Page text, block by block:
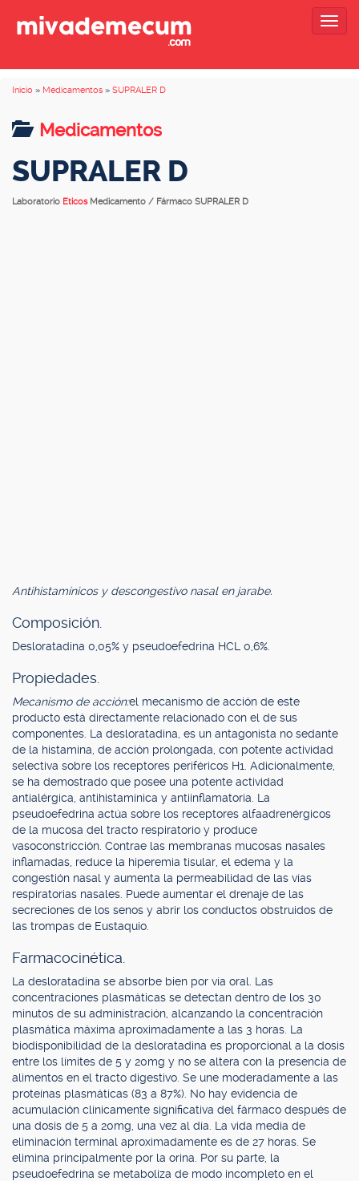
Inicio » Medicamentos » SUPRALER D
Medicamentos
SUPRALER D
Laboratorio Eticos Medicamento / Fármaco SUPRALER D
Antihistamínicos y descongestivo nasal en jarabe.
Composición.
Desloratadina 0,05% y pseudoefedrina HCL 0,6%.
Propiedades.
Mecanismo de acción:el mecanismo de acción de este
producto está directamente relacionado con el de sus
componentes. La desloratadina, es un antagonista no sedante
de la histamina, de acción prolongada, con potente actividad
selectiva sobre los receptores periféricos H1. Adicionalmente,
se ha demostrado que posee una potente actividad
antialérgica, antihistamínica y antiinflamatoria. La
pseudoefedrina actúa sobre los receptores alfaadrenérgicos
de la mucosa del tracto respiratorio y produce
vasoconstricción. Contrae las membranas mucosas nasales
inflamadas, reduce la hiperemia tisular, el edema y la
congestión nasal y aumenta la permeabilidad de las vías
respiratorias nasales. Puede aumentar el drenaje de las
secreciones de los senos y abrir los conductos obstruidos de
las trompas de Eustaquio.
Farmacocinética.
La desloratadina se absorbe bien por vía oral. Las
concentraciones plasmáticas se detectan dentro de los 30
minutos de su administración, alcanzando la concentración
plasmática máxima aproximadamente a las 3 horas. La
biodisponibilidad de la desloratadina es proporcional a la dosis
entre los límites de 5 y 20mg y no se altera con la presencia de
alimentos en el tracto digestivo. Se une moderadamente a las
proteínas plasmáticas (83 a 87%). No hay evidencia de
acumulación clínicamente significativa del fármaco después de
una dosis de 5 a 20mg, una vez al día. La vida media de
eliminación terminal aproximadamente es de 27 horas. Se
elimina principalmente por la orina. Por su parte, la
pseudoefedrina se metaboliza de modo incompleto en el